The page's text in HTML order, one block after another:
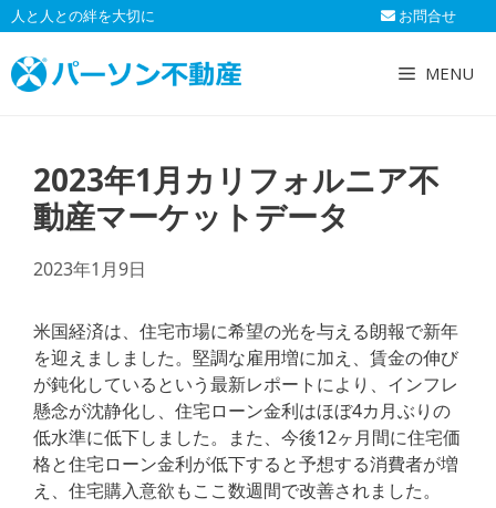
コ
ン
テ
ン
人と人との絆を大切に お問合せ
MENU
2023年1月カリフォルニア不
動産マーケットデータ
2023年1月9日
米国経済は、住宅市場に希望の光を与える朗報で新年
を迎えましました。堅調な雇用増に加え、賃金の伸び
が鈍化しているという最新レポートにより、インフレ
懸念が沈静化し、住宅ローン金利はほぼ4カ月ぶりの
低水準に低下しました。また、今後12ヶ月間に住宅価
格と住宅ローン金利が低下すると予想する消費者が増
え、住宅購入意欲もここ数週間で改善されました。